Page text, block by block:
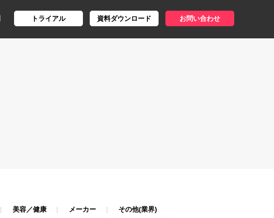
トライアル 資料ダウンロード お問い合わせ
美容／健康 メーカー その他(業界)